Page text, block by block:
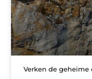
Verken de